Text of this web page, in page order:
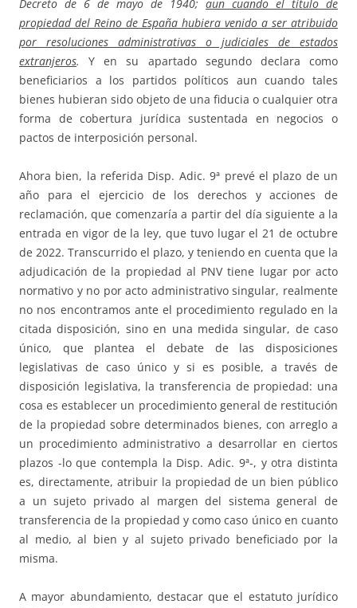
Decreto de 6 de mayo de 1940; aun cuando el título de
propiedad del Reino de España hubiera venido a ser atribuido
por resoluciones administrativas o judiciales de estados
extranjeros.
Y en su apartado segundo declara como
beneficiarios a los partidos políticos aun cuando tales
bienes hubieran sido objeto de una fiducia o cualquier otra
forma de cobertura jurídica sustentada en negocios o
pactos de interposición personal.
Ahora bien, la referida Disp. Adic. 9ª prevé el plazo de un
año para el ejercicio de los derechos y acciones de
reclamación, que comenzaría a partir del día siguiente a la
entrada en vigor de la ley, que tuvo lugar el 21 de octubre
de 2022. Transcurrido el plazo, y teniendo en cuenta que la
adjudicación de la propiedad al PNV tiene lugar por acto
normativo y no por acto administrativo singular, realmente
no nos encontramos ante el procedimiento regulado en la
citada disposición, sino en una medida singular, de caso
único, que plantea el debate de las disposiciones
legislativas de caso único y si es posible, a través de
disposición legislativa, la transferencia de propiedad: una
cosa es establecer un procedimiento general de restitución
de la propiedad sobre determinados bienes, con arreglo a
un procedimiento administrativo a desarrollar en ciertos
plazos -lo que contempla la Disp. Adic. 9ª-, y otra distinta
es, directamente, atribuir la propiedad de un bien público
a un sujeto privado al margen del sistema general de
transferencia de la propiedad y como caso único en cuanto
al medio, al bien y al sujeto privado beneficiado por la
misma.
A mayor abundamiento, destacar que el estatuto jurídico